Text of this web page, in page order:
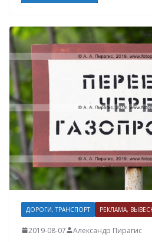
ДОРОГИ, ТРАНСПОРТ РЕКЛАМА,
2019-08-07 Александр Пирагис